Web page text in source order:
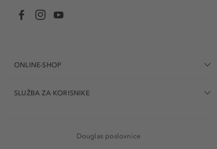
ONLINE-SHOP
SLUŽBA ZA KORISNIKE
Douglas poslovnice